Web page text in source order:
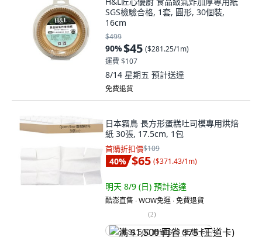
SGS檢驗合格, 1套, 圓形, 30個裝,
16cm
$499
90%$45 ($281.25/1m)
運費 $107
8/14 星期五 預計送達
免費退貨
日本霜鳥 長方形蛋糕吐司模專用烘焙
紙 30張, 17.5cm, 1包
首購折扣價$109
40% $65 ($371.43/1m)
明天 8/9 (日) 預計送達
酷澎直售 ∙ WOW免運 ∙ 免費退貨
(2)
满 $1,500 再省 $75 (王道卡)